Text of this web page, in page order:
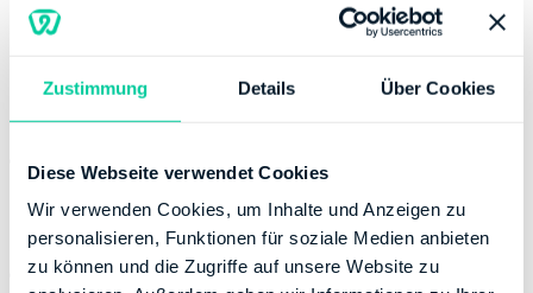
Zustimmung Details Über Cookies
Diese Webseite verwendet Cookies
Wir verwenden Cookies, um Inhalte und Anzeigen zu
personalisieren, Funktionen für soziale Medien anbieten
zu können und die Zugriffe auf unsere Website zu
Minijob versteuern kann
die Lohnsteuer, Kirchensteuer und der
Solidaritätszuschlag entrichtet
Pauschalierung der Lohnsteuer: monatliche